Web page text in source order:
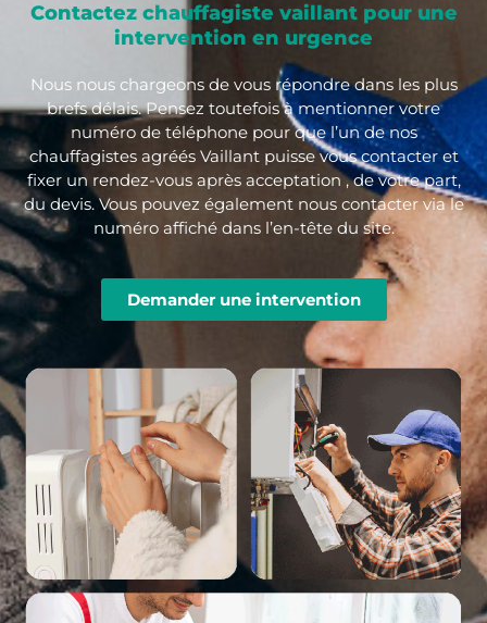
Contactez chauffagiste vaillant pour une
intervention en urgence
Nous nous chargeons de vous répondre dans les plus
brefs délais. Pensez toutefois à mentionner votre
numéro de téléphone pour que l’un de nos
chauffagistes agréés Vaillant puisse vous contacter et
fixer un rendez-vous après acceptation , de votre part,
du devis. Vous pouvez également nous contacter via le
numéro affiché dans l’en-tête du site.
Demander une intervention